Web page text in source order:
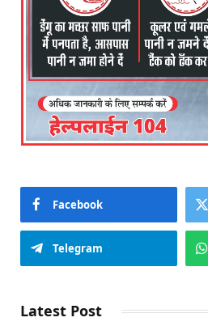
Facebook
Telegram
Latest Post